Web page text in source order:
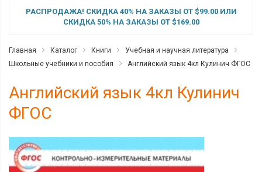
РАСПРОДАЖА! СКИДКА 40% НА ЗАКАЗЫ ОТ $99.00 ИЛИ
СКИДКА 50% НА ЗАКАЗЫ ОТ $169.00
Главная Каталог Книги
Учебная и научная литература
Школьные учебники и пособия
Английский язык 4кл Кулинич ФГОС
Английский язык 4кл Кулинич
ФГОС